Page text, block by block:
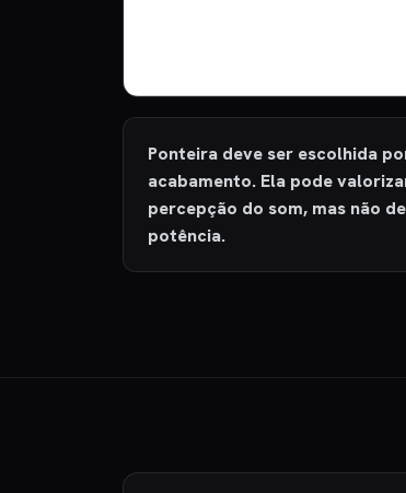
Ponteira deve ser escolhida
acabamento. Ela pode
percepção do som, mas não
potência.